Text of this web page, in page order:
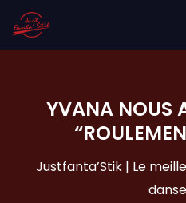
YVANA NOUS
Justfanta’Stik | Le
danse